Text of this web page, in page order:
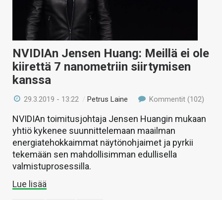
NVIDIAn Jensen Huang: Meillä ei ole
kiirettä 7 nanometriin siirtymisen
kanssa
29.3.2019 - 13:22 / Petrus Laine Kommentit (102)
NVIDIAn toimitusjohtaja Jensen Huangin mukaan
yhtiö kykenee suunnittelemaan maailman
energiatehokkaimmat näytönohjaimet ja pyrkii
tekemään sen mahdollisimman edullisella
valmistuprosessilla.
Lue lisää